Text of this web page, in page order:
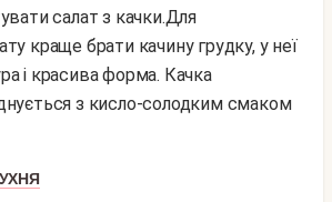
салат з качки.Для
краще брати качину грудку, у неї
і красива форма. Качка
з кисло-солодким смаком